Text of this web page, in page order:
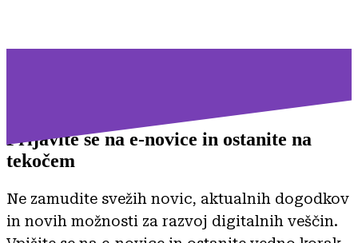
Prijavite se na e-novice in ostanite na
tekočem
Ne zamudite svežih novic, aktualnih dogodkov
in novih možnosti za razvoj digitalnih veščin.